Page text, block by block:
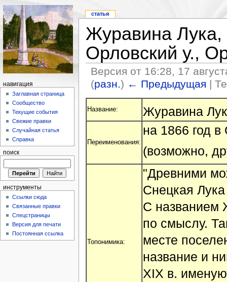
Журавина
Орловский у.,
Версия от 16:28, 17
(разн.) ← Предыдущая |
Название: Журавина
Переименования:
на 1866 год
(возможно,
Топонимика:
"Древними
Снецкая
С названием
по смыслу.
месте
название и
XIX в.
статья
навигация
Заглавная страница
Сообщество
Текущие события
Свежие правки
Случайная статья
Справка
поиск
инструменты
Ссылки сюда
Связанные правки
Спецстраницы
Версия для печати
Постоянная ссылка